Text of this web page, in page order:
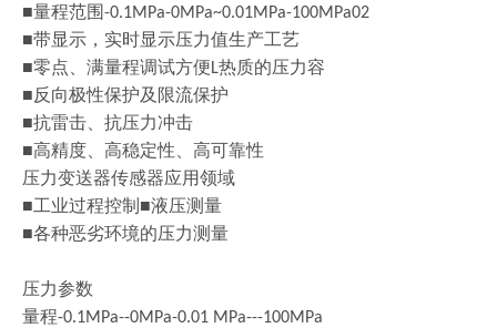
■量程范围-0.1MPa-0MPa~0.01MPa-100MPa02
■带显示，实时显示压力值生产工艺
■零点、满量程调试方便L热质的压力容
■反向极性保护及限流保护
■抗雷击、抗压力冲击
■高精度、高稳定性、高可靠性
压力变送器传感器应用领域
■工业过程控制■液压测量
■各种恶劣环境的压力测量
压力参数
量程-0.1MPa--0MPa-0.01 MPa---100MPa